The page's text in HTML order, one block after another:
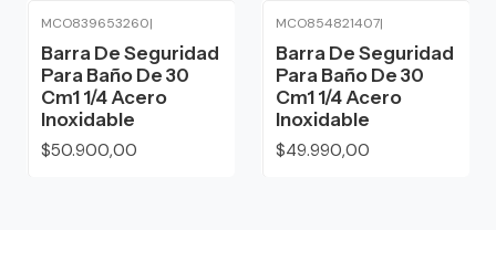
MCO839653260|
Barra De Seguridad
Para Baño De 30
Cm1 1/4 Acero
Inoxidable
$50.900,00
MCO854821407|
Barra De Seguridad
Para Baño De 30
Cm1 1/4 Acero
Inoxidable
$49.990,00